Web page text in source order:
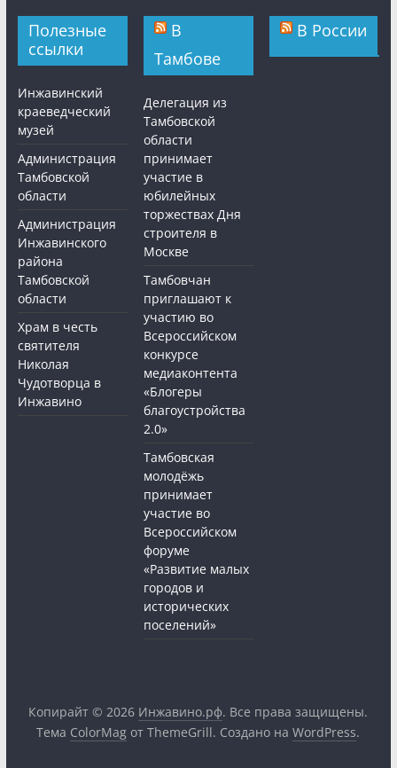
Полезные
ссылки
Инжавинский
краеведческий
музей
Администрация
Тамбовской
области
Администрация
Инжавинского
района
Тамбовской
области
Храм в честь
святителя
Николая
Чудотворца в
Инжавино
В
Тамбове
Делегация из
Тамбовской
области
принимает
участие в
юбилейных
торжествах Дня
строителя в
Москве
Тамбовчан
приглашают к
участию во
Всероссийском
конкурсе
медиаконтента
«Блогеры
благоустройства
2.0»
Тамбовская
молодёжь
принимает
участие во
Всероссийском
форуме
«Развитие малых
городов и
исторических
поселений»
В России
Копирайт © 2026 Инжавино.рф. Все права защищены.
Тема ColorMag от ThemeGrill. Создано наWordPress.